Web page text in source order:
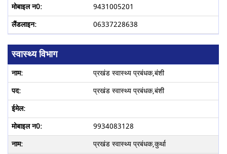
9431005201
06337228638
स्वास्थ्य विभाग
प्रखंड स्वास्थ्य प्रबंधक,बंशी
प्रखंड स्वास्थ्य प्रबंधक,बंशी
9934083128
प्रखंड स्वास्थ्य प्रबंधक,कुर्था